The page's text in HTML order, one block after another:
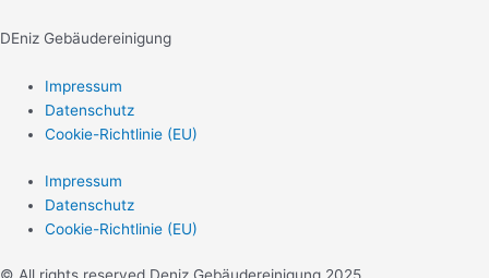
DEniz Gebäudereinigung
Impressum
Datenschutz
Cookie-Richtlinie (EU)
Impressum
Datenschutz
Cookie-Richtlinie (EU)